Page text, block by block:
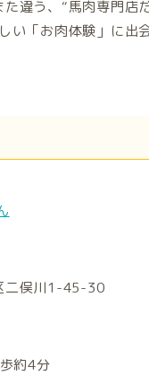
違う、“馬肉専門店
い「お肉体験」に出
二俣川1-45-30
約4分